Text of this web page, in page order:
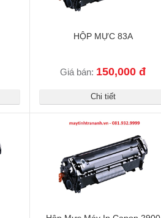
HỘP MỰC 83A
Giá bán: 150,000 đ
Chi tiết